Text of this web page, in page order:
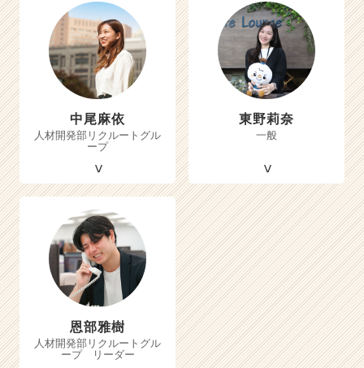
中尾麻依
人材開発部リクルートグル
ープ
東野莉奈
一般
恩部雅樹
人材開発部リクルートグル
ープ リーダー